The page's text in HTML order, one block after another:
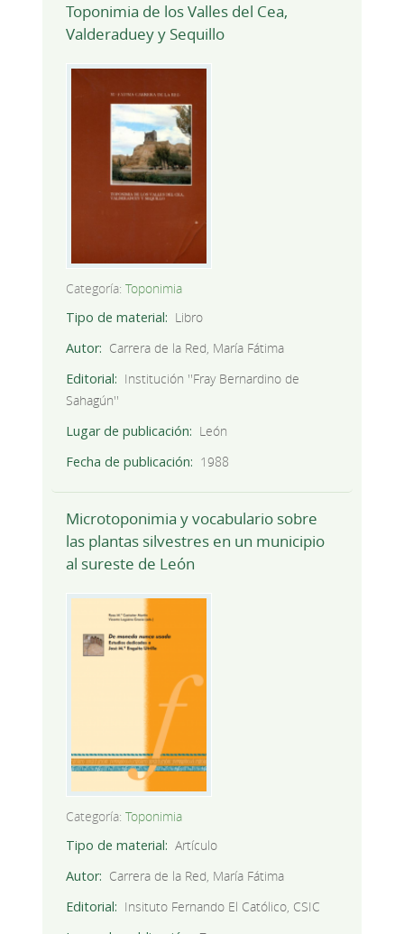
Toponimia de los Valles del Cea,
Valderaduey y Sequillo
Categoría: Toponimia
Tipo de material
Libro
Autor
Carrera de la Red, María Fátima
Editorial
Institución ''Fray Bernardino de
Sahagún''
Lugar de publicación
León
Fecha de publicación
1988
Microtoponimia y vocabulario sobre
las plantas silvestres en un municipio
al sureste de León
Categoría: Toponimia
Tipo de material
Artículo
Autor
Carrera de la Red, María Fátima
Editorial
Insituto Fernando El Católico, CSIC